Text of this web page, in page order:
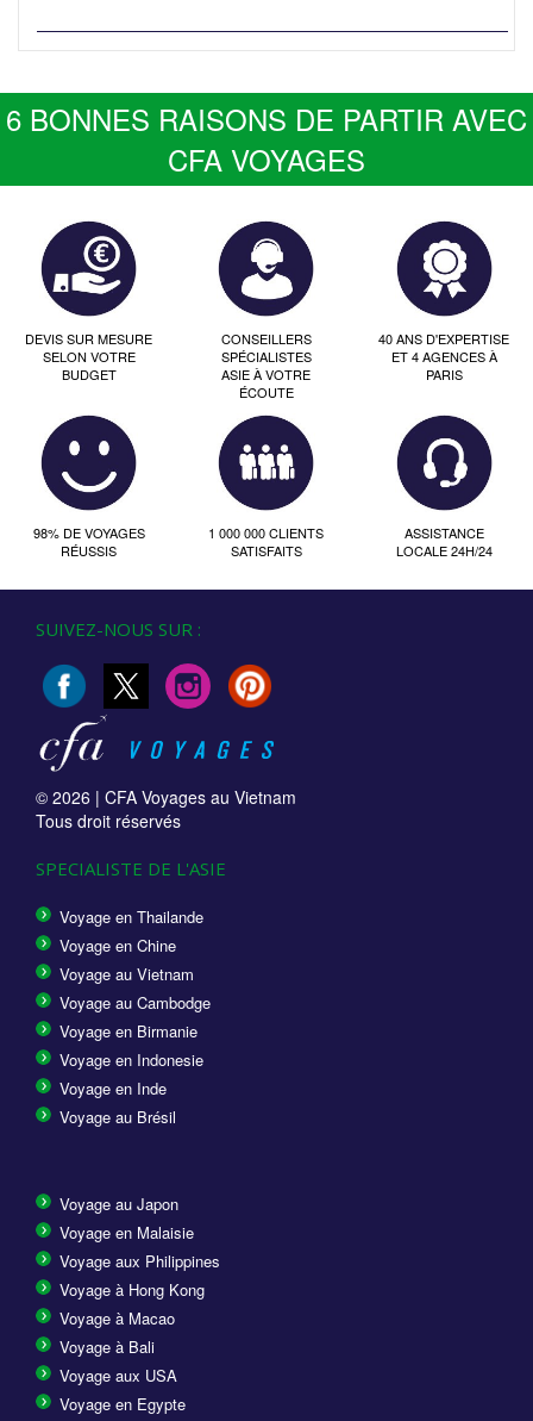
6 BONNES RAISONS DE PARTIR AVEC
CFA VOYAGES
DEVIS SUR MESURE
SELON VOTRE
BUDGET
CONSEILLERS
SPÉCIALISTES
ASIE À VOTRE
ÉCOUTE
40 ANS D'EXPERTISE
ET 4 AGENCES À
PARIS
98% DE VOYAGES
RÉUSSIS
1 000 000 CLIENTS
SATISFAITS
ASSISTANCE
LOCALE 24H/24
SUIVEZ-NOUS SUR :
© 2026 | CFA Voyages au Vietnam
Tous droit réservés
SPECIALISTE DE L'ASIE
Voyage en Thailande
Voyage en Chine
Voyage au Vietnam
Voyage au Cambodge
Voyage en Birmanie
Voyage en Indonesie
Voyage en Inde
Voyage au Brésil
Voyage au Japon
Voyage en Malaisie
Voyage aux Philippines
Voyage à Hong Kong
Voyage à Macao
Voyage à Bali
Voyage aux USA
Voyage en Egypte